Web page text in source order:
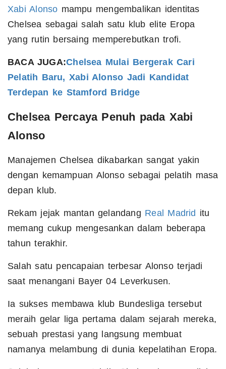
Xabi Alonso mampu mengembalikan identitas
Chelsea sebagai salah satu klub elite Eropa
yang rutin bersaing memperebutkan trofi.
BACA JUGA:Chelsea Mulai Bergerak Cari
Pelatih Baru, Xabi Alonso Jadi Kandidat
Terdepan ke Stamford Bridge
Chelsea Percaya Penuh pada Xabi
Alonso
Manajemen Chelsea dikabarkan sangat yakin
dengan kemampuan Alonso sebagai pelatih masa
depan klub.
Rekam jejak mantan gelandang Real Madrid itu
memang cukup mengesankan dalam beberapa
tahun terakhir.
Salah satu pencapaian terbesar Alonso terjadi
saat menangani Bayer 04 Leverkusen.
Ia sukses membawa klub Bundesliga tersebut
meraih gelar liga pertama dalam sejarah mereka,
sebuah prestasi yang langsung membuat
namanya melambung di dunia kepelatihan Eropa.